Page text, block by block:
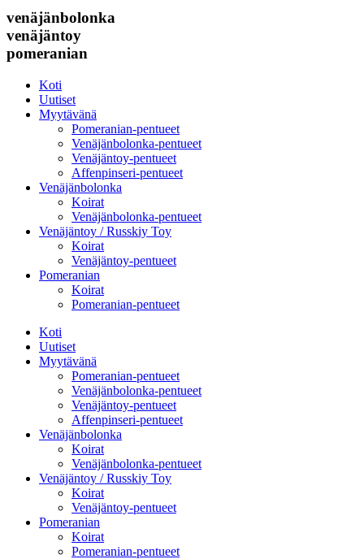
venäjänbolonka
venäjäntoy
pomeranian
Koti
Uutiset
Myytävänä
Pomeranian-pentueet
Venäjänbolonka-pentueet
Venäjäntoy-pentueet
Affenpinseri-pentueet
Venäjänbolonka
Koirat
Venäjänbolonka-pentueet
Venäjäntoy / Russkiy Toy
Koirat
Venäjäntoy-pentueet
Pomeranian
Koirat
Pomeranian-pentueet
Koti
Uutiset
Myytävänä
Pomeranian-pentueet
Venäjänbolonka-pentueet
Venäjäntoy-pentueet
Affenpinseri-pentueet
Venäjänbolonka
Koirat
Venäjänbolonka-pentueet
Venäjäntoy / Russkiy Toy
Koirat
Venäjäntoy-pentueet
Pomeranian
Koirat
Pomeranian-pentueet